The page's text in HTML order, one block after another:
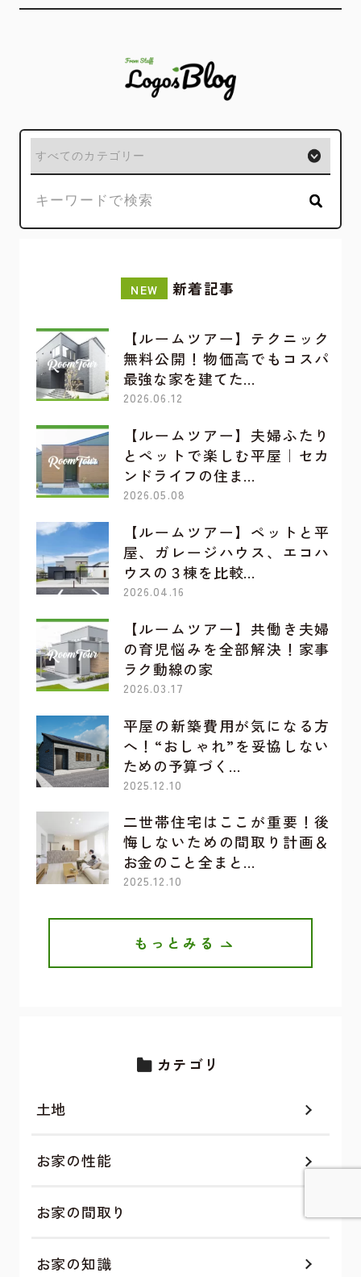
NEW 新着記事
【ルームツアー】テクニック
無料公開！物価高でもコスパ
最強な家を建てた…
2026.06.12
【ルームツアー】夫婦ふたり
とペットで楽しむ平屋｜セカ
ンドライフの住ま…
2026.05.08
【ルームツアー】ペットと平
屋、ガレージハウス、エコハ
ウスの３棟を比較…
2026.04.16
【ルームツアー】共働き夫婦
の育児悩みを全部解決！家事
ラク動線の家
2026.03.17
平屋の新築費用が気になる方
へ！“おしゃれ”を妥協しない
ための予算づく…
2025.12.10
二世帯住宅はここが重要！後
悔しないための間取り計画＆
お金のこと全まと…
2025.12.10
もっとみる
カテゴリ
土地
お家の性能
お家の間取り
お家の知識